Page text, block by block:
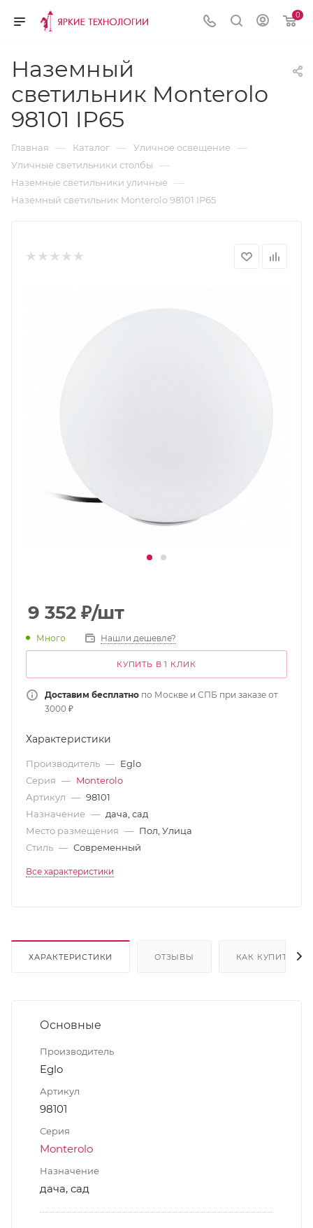
0
Наземный
светильник Monterolo
98101 IP65
Главная — Каталог — Уличное освещение —
Уличные светильники столбы —
Наземные светильники уличные —
Наземный светильник Monterolo 98101 IP65
9 352 ₽/шт
Много Нашли дешевле?
КУПИТЬ В 1 КЛИК
Доставим бесплатно по Москве и СПБ при заказе от
3000 ₽
Характеристики
Производитель — Eglo
Серия — Monterolo
Артикул — 98101
Назначение — дача, сад
Место размещения — Пол, Улица
Стиль — Современный
Все характеристики
ХАРАКТЕРИСТИКИ ОТЗЫВЫ КАК КУПИТЬ
Основные
Производитель
Eglo
Артикул
98101
Серия
Monterolo
Назначение
дача, сад